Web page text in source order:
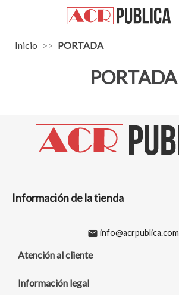
Inicio PORTADA
PORTADA
Información de la tienda
email info@acrpublica.com
Atención al cliente
Información legal